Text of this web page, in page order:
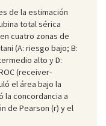
de la estimación
total sérica
cuatro zonas de
(A: riesgo bajo; B:
alto y D:
(receiver-
el área bajo la
la concordancia a
de Pearson (r) y el